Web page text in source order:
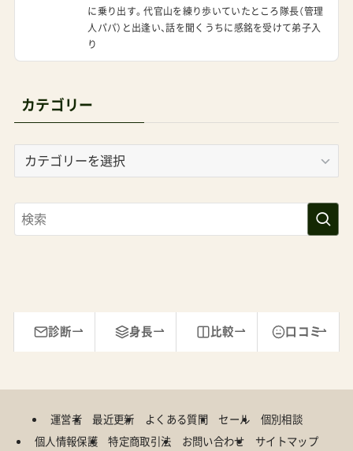
に乗り出す。代官山を練り歩いていたところ隊長（管理
人パパ）と出逢い、話を聞くうちに感銘を受けて弟子入
り
カテゴリー
リ
ー
診断 身長 比較 口コミ
運営者 最近更新 よくある質問 セール
個別相談
個人情報保護
特定商取引法 お問い合わせ サイトマップ